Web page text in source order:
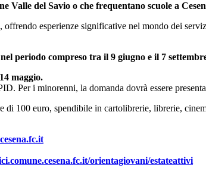
Valle del Savio o che frequentano scuole a
esperienze significative nel mondo dei
periodo compreso tra il 9 giugno e il 7
maggio.
Per i minorenni, la domanda dovrà essere
100 euro, spendibile in cartolibrerie, librerie,
orientagiovani/estateattivi